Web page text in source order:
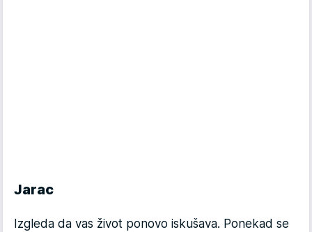
Jarac
Izgleda da vas život ponovo iskušava. Ponekad se